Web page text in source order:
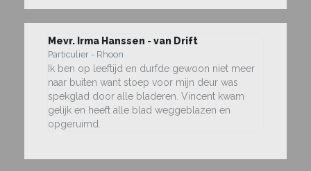
Mevr. Irma Hanssen - van Drift
Particulier - Rhoon
Ik ben op leeftijd en durfde gewoon niet meer
naar buiten want stoep voor mijn deur was
spekglad door alle bladeren. Vincent kwam
gelijk en heeft alle blad weggeblazen en
opgeruimd.